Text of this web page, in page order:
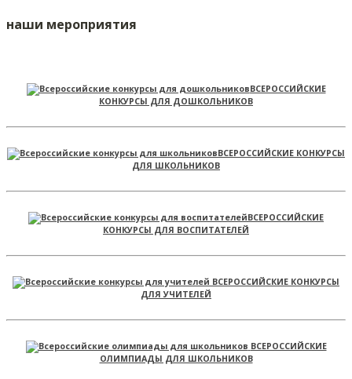
наши мероприятия
ВСЕРОССИЙСКИЕ
КОНКУРСЫ ДЛЯ ДОШКОЛЬНИКОВ
ВСЕРОССИЙСКИЕ КОНКУРСЫ
ДЛЯ ШКОЛЬНИКОВ
ВСЕРОССИЙСКИЕ
КОНКУРСЫ ДЛЯ ВОСПИТАТЕЛЕЙ
ВСЕРОССИЙСКИЕ КОНКУРСЫ
ДЛЯ УЧИТЕЛЕЙ
ВСЕРОССИЙСКИЕ
ОЛИМПИАДЫ ДЛЯ ШКОЛЬНИКОВ